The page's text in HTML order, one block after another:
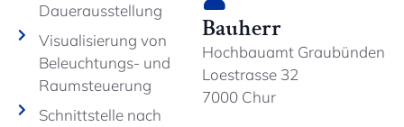
Dauerausstellung
Visualisierung von
Beleuchtungs- und
Raumsteuerung
Schnittstelle nach
Bauherr
Hochbauamt Graubünden
Loestrasse 32
7000 Chur